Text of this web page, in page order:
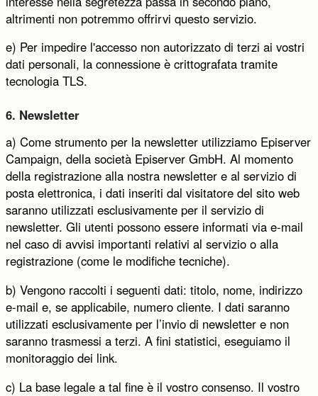
altrimenti non potremmo offrirvi questo servizio.
e) Per impedire l'accesso non autorizzato di terzi ai vostri
dati personali, la connessione è crittografata tramite
tecnologia TLS.
6. Newsletter
a) Come strumento per la newsletter utilizziamo Episerver
Campaign, della società Episerver GmbH. Al momento
della registrazione alla nostra newsletter e al servizio di
posta elettronica, i dati inseriti dal visitatore del sito web
saranno utilizzati esclusivamente per il servizio di
newsletter. Gli utenti possono essere informati via e-mail
nel caso di avvisi importanti relativi al servizio o alla
registrazione (come le modifiche tecniche).
b) Vengono raccolti i seguenti dati: titolo, nome, indirizzo
e-mail e, se applicabile, numero cliente. I dati saranno
utilizzati esclusivamente per l’invio di newsletter e non
saranno trasmessi a terzi. A fini statistici, eseguiamo il
monitoraggio dei link.
c) La base legale a tal fine è il vostro consenso. Il vostro